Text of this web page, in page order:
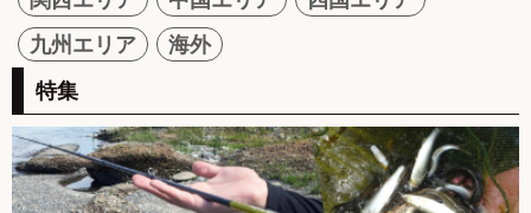
九州エリア
海外
特集